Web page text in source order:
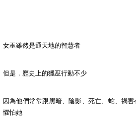
女巫雖然是通天地的智慧者
但是，歷史上的獵巫行動不少
因為他們常常跟黑暗、陰影、死亡、蛇、禍
懼怕她